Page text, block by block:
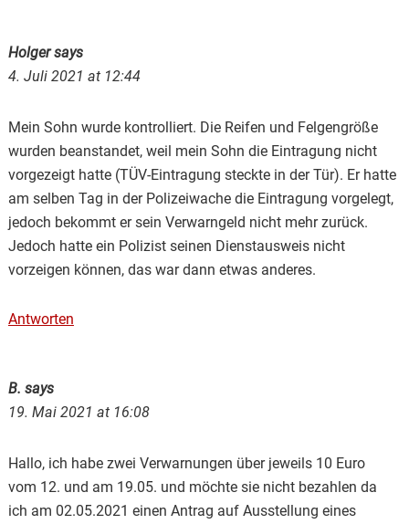
Holgersays
4. Juli 2021 at 12:44
Mein Sohn wurde kontrolliert. Die Reifen und Felgengröße
wurden beanstandet, weil mein Sohn die Eintragung nicht
vorgezeigt hatte (TÜV-Eintragung steckte in der Tür). Er hatte
am selben Tag in der Polizeiwache die Eintragung vorgelegt,
jedoch bekommt er sein Verwarngeld nicht mehr zurück.
Jedoch hatte ein Polizist seinen Dienstausweis nicht
vorzeigen können, das war dann etwas anderes.
Antworten
B. says
19. Mai 2021 at 16:08
Hallo, ich habe zwei Verwarnungen über jeweils 10 Euro
vom 12. und am 19.05. und möchte sie nicht bezahlen da
ich am 02.05.2021 einen Antrag auf Ausstellung eines